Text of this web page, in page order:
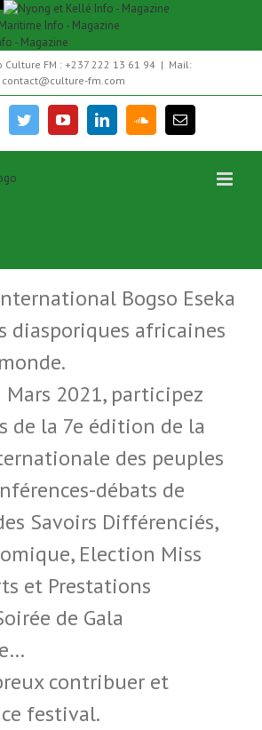
Culture FM : +237 222 13 61 94 | Mail:
contact@culture-fm.com
twitter youtubelinkedinsoundcloud
Email
Bogso Eseka
diasporiques africaines
Mars 2021, participez
de la 7e édition de la
des peuples
débats de
Savoirs Différenciés,
Election Miss
et Prestations
de Gala
contribuer et
festival.